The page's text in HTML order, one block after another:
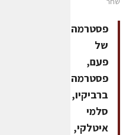
פסטרמה
של
פעם,
פסטרמה
ברביקיו,
סלמי
איטלקי,